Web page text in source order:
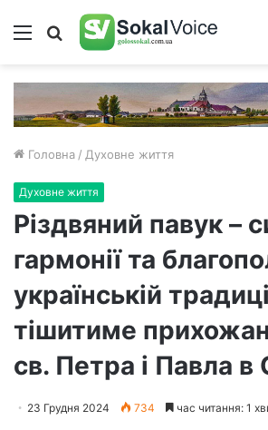
Меню Пошук
Головна / Духовне життя
Духовне життя
Різдвяний павук –
гармонії та
українській
тішитиме
св. Петра і Павла в
23 Грудня 2024 734 час читання: 1